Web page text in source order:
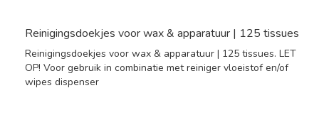
Reinigingsdoekjes voor wax & apparatuur | 125 tissues
Reinigingsdoekjes voor wax & apparatuur | 125 tissues. LET
OP! Voor gebruik in combinatie met reiniger vloeistof en/of
wipes dispenser